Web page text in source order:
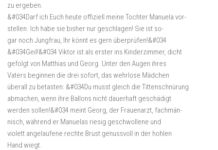
zu ergeben.
&#034Darf ich Euch heute offiziell meine Tochter Manuela vor-
stellen. Ich habe sie bisher nur geschlagen! Sie ist so-
gar noch Jungfrau, Ihr könnt es gern überprüfen!&#034
&#034Geil!&#034 Viktor ist als erster ins Kinderzimmer, dicht
gefolgt von Matthias und Georg. Unter den Augen ihres
Vaters beginnen die drei sofort, das wehrlose Mädchen
überall zu betasten: &#034Du musst gleich die Tittenschnürung
abmachen, wenn ihre Ballons nicht dauerhaft geschädigt
werden sollen!&#034 meint Georg, der Frauenarzt, fachmän-
nisch, während er Manuelas riesig geschwollene und
violett angelaufene rechte Brust genussvoll in der hohlen
Hand wiegt.